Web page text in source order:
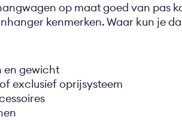
op maat goed van pas
kenmerken. Waar kun je
en gewicht
exclusief oprijsysteem